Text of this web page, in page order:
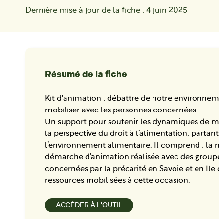
Dernière mise à jour de la fiche : 4 juin 2025
Résumé de la fiche
Kit d'animation : débattre de notre
mobiliser avec les personnes concernées
Un support pour soutenir les dynamiques de
la perspective du droit à l’alimentation,
l’environnement alimentaire. Il comprend : la
démarche d’animation réalisée avec des
concernées par la précarité en Savoie et en Ile
ressources mobilisées à cette occasion.
ACCÉDER À L'OUTIL